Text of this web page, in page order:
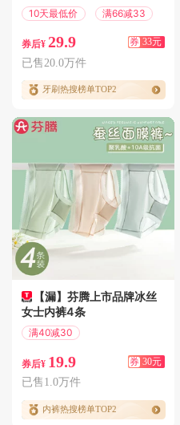
10天最低价 满66减33
券后¥ 29.9 券 33元
已售20.0万件
牙刷热搜榜单TOP2
【漏】芬腾上市品牌冰丝
女士内裤4条
满40减30
券后¥ 19.9 券 30元
已售1.0万件
内裤热搜榜单TOP2